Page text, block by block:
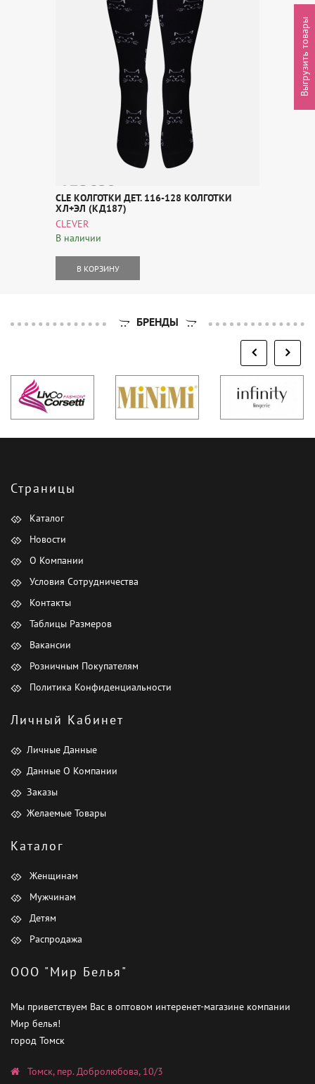
CLE КОЛГОТКИ ДЕТ. 116-128 КОЛГОТКИ
ХЛ+ЭЛ (КД187)
CLEVER
В наличии
В КОРЗИНУ
БРЕНДЫ
Страницы
Каталог
Новости
О Компании
Условия Сотрудничества
Контакты
Таблицы Размеров
Вакансии
Розничным Покупателям
Политика Конфиденциальности
Личный Кабинет
Личные Данные
Данные О Компании
Заказы
Желаемые Товары
Каталог
Женщинам
Мужчинам
Детям
Распродажа
ООО "Мир Белья"
Мы приветствуем Вас в оптовом интеренет-магазине компании
Мир белья!
город Томск
Томск, пер. Добролюбова, 10/3
Выгрузить товары